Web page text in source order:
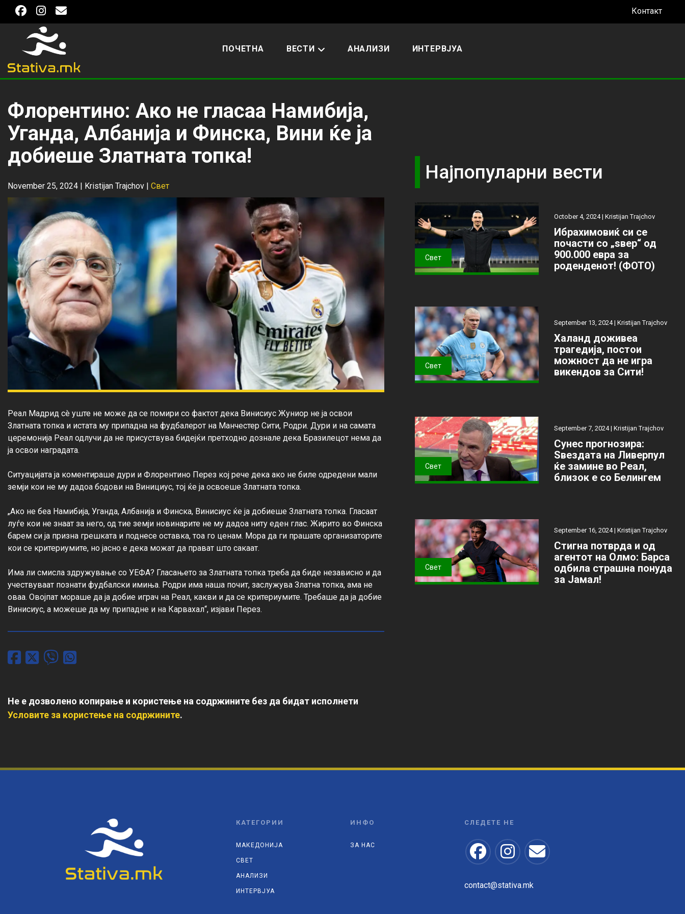
Контакт
ПОЧЕТНА ВЕСТИ АНАЛИЗИ ИНТЕРВЈУА
Флорентино: Ако не гласаа Намибија,
Уганда, Албанија и Финска, Вини ќе ја
добиеше Златната топка!
November 25, 2024 | Kristijan Trajchov | Свет
Реал Мадрид сè уште не може да се помири со фактот дека Винисиус Жуниор не ја освои
Златната топка и истата му припадна на фудбалерот на Манчестер Сити, Родри. Дури и на самата
церемонија Реал одлучи да не присуствува бидејќи претходно дознале дека Бразилецот нема да
ја освои наградата.
Ситуацијата ја коментираше дури и Флорентино Перез кој рече дека ако не биле одредени мали
земји кои не му дадоа бодови на Винициус, тој ќе ја освоеше Златната топка.
„Ако не беа Намибија, Уганда, Албанија и Финска, Винисиус ќе ја добиеше Златната топка. Гласаат
луѓе кои не знаат за него, од тие земји новинарите не му дадоа ниту еден глас. Жирито во Финска
барем си ја призна грешката и поднесе оставка, тоа го ценам. Мора да ги прашате организаторите
кои се критериумите, но јасно е дека можат да прават што сакаат.
Има ли смисла здружување со УЕФА? Гласањето за Златната топка треба да биде независно и да
учествуваат познати фудбалски имиња. Родри има наша почит, заслужува Златна топка, ама не
оваа. Овојпат мораше да ја добие играч на Реал, какви и да се критериумите. Требаше да ја добие
Винисиус, а можеше да му припадне и на Карвахал“, изјави Перез.
Не е дозволено копирање и користење на содржините без да бидат исполнети
Условите за користење на содржините.
Најпопуларни вести
Свет
October 4, 2024 | Kristijan Trajchov
Ибрахимовиќ си се
почасти со „ѕвер“ од
900.000 евра за
роденденот! (ФОТО)
Свет
September 13, 2024 | Kristijan Trajchov
Халанд доживеа
трагедија, постои
можност да не игра
викендов за Сити!
Свет
September 7, 2024 | Kristijan Trajchov
Сунес прогнозира:
Ѕвездата на Ливерпул
ќе замине во Реал,
близок е со Белингем
Свет
September 16, 2024 | Kristijan Trajchov
Стигна потврда и од
агентот на Олмо: Барса
одбила страшна понуда
за Јамал!
КАТЕГОРИИ
МАКЕДОНИЈА
СВЕТ
АНАЛИЗИ
ИНТЕРВЈУА
ИНФО
ЗА НАС
СЛЕДЕТЕ НЕ
contact@stativa.mk